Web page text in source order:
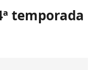
temporada